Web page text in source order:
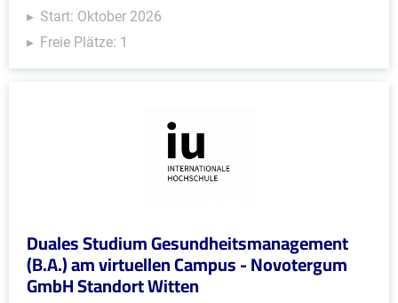
Start: Oktober 2026
Freie Plätze: 1
Duales Studium Gesundheitsmanagement
(B.A.) am virtuellen Campus - Novotergum
GmbH Standort Witten